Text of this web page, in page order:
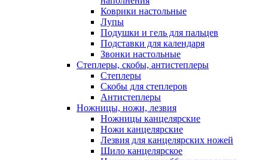
Коврики настольные
Лупы
Подушки и гель для пальцев
Подставки для календаря
Звонки настольные
Степлеры, скобы, антистеплеры
Степлеры
Скобы для степлеров
Антистеплеры
Ножницы, ножи, лезвия
Ножницы канцелярские
Ножи канцелярские
Лезвия для канцелярских ножей
Шило канцелярское